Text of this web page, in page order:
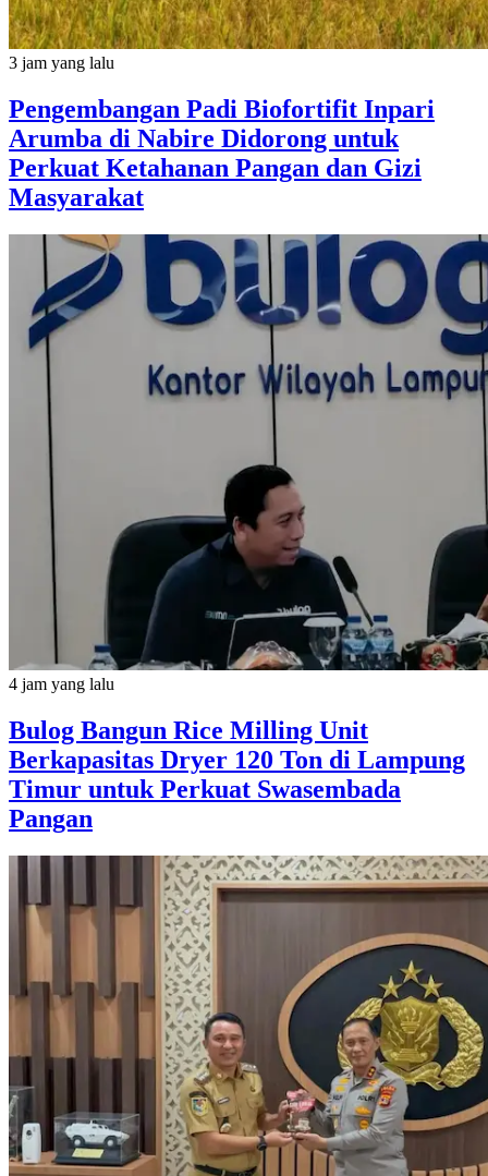
3 jam yang lalu
Pengembangan Padi Biofortifit Inpari
Arumba di Nabire Didorong untuk
Perkuat Ketahanan Pangan dan Gizi
Masyarakat
4 jam yang lalu
Bulog Bangun Rice Milling Unit
Berkapasitas Dryer 120 Ton di Lampung
Timur untuk Perkuat Swasembada
Pangan